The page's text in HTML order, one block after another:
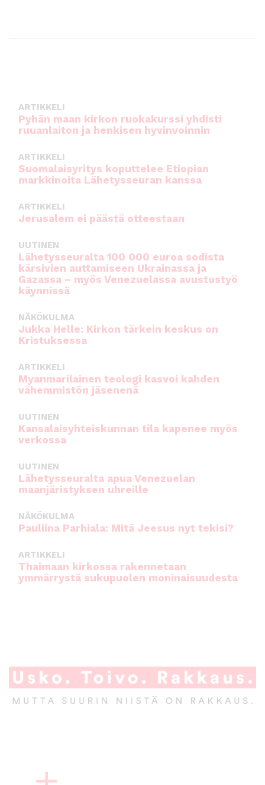
ARTIKKELI
Pyhän maan kirkon ruokakurssi yhdisti
ruuanlaiton ja henkisen hyvinvoinnin
ARTIKKELI
Suomalaisyritys koputtelee Etiopian
markkinoita Lähetysseuran kanssa
ARTIKKELI
Jerusalem ei päästä otteestaan
UUTINEN
Lähetysseuralta 100 000 euroa sodista
kärsivien auttamiseen Ukrainassa ja
Gazassa – myös Venezuelassa avustustyö
käynnissä
NÄKÖKULMA
Jukka Helle: Kirkon tärkein keskus on
Kristuksessa
ARTIKKELI
Myanmarilainen teologi kasvoi kahden
vähemmistön jäsenenä
UUTINEN
Kansalaisyhteiskunnan tila kapenee myös
verkossa
UUTINEN
Lähetysseuralta apua Venezuelan
maanjäristyksen uhreille
NÄKÖKULMA
Pauliina Parhiala: Mitä Jeesus nyt tekisi?
ARTIKKELI
Thaimaan kirkossa rakennetaan
ymmärrystä sukupuolen moninaisuudesta